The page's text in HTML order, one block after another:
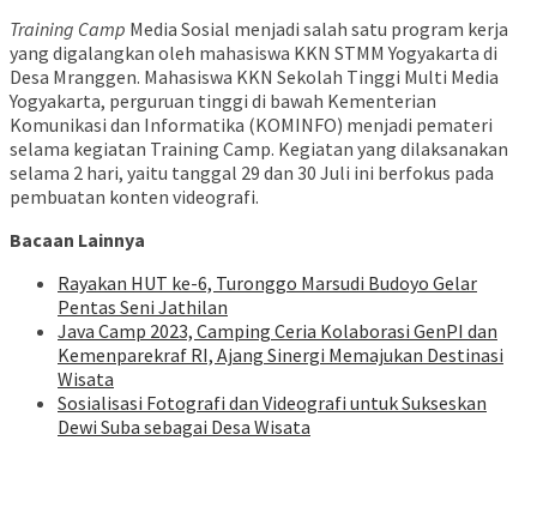
Training Camp Media Sosial menjadi salah satu program kerja
yang digalangkan oleh mahasiswa KKN STMM Yogyakarta di
Desa Mranggen. Mahasiswa KKN Sekolah Tinggi Multi Media
Yogyakarta, perguruan tinggi di bawah Kementerian
Komunikasi dan Informatika (KOMINFO) menjadi pemateri
selama kegiatan Training Camp. Kegiatan yang dilaksanakan
selama 2 hari, yaitu tanggal 29 dan 30 Juli ini berfokus pada
pembuatan konten videografi.
Bacaan Lainnya
Rayakan HUT ke-6, Turonggo Marsudi Budoyo Gelar
Pentas Seni Jathilan
Java Camp 2023, Camping Ceria Kolaborasi GenPI dan
Kemenparekraf RI, Ajang Sinergi Memajukan Destinasi
Wisata
Sosialisasi Fotografi dan Videografi untuk Sukseskan
Dewi Suba sebagai Desa Wisata